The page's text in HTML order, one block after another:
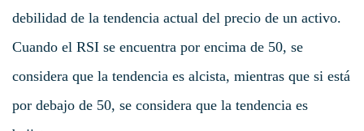
debilidad de la tendencia actual del precio de un activo.
Cuando el RSI se encuentra por encima de 50, se
considera que la tendencia es alcista, mientras que si está
por debajo de 50, se considera que la tendencia es